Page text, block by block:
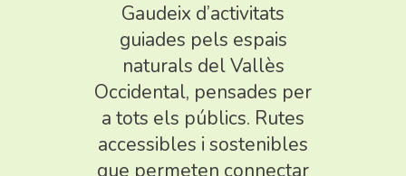
Gaudeix d’activitats
guiades pels espais
naturals del Vallès
Occidental, pensades per
a tots els públics. Rutes
accessibles i sostenibles
que permeten connectar